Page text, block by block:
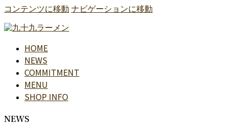
コンテンツに移動 ナビゲーションに移動
HOME
NEWS
COMMITMENT
MENU
SHOP INFO
NEWS